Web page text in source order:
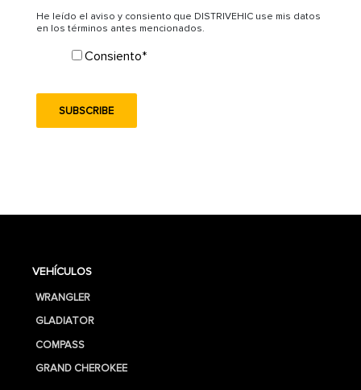
He leído el aviso y consiento que DISTRIVEHIC use mis datos
en los términos antes mencionados.
Consiento*
VEHÍCULOS
WRANGLER
GLADIATOR
COMPASS
GRAND CHEROKEE